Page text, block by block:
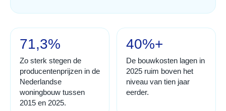
71,3%
Zo sterk stegen de
producentenprijzen in de
Nederlandse
woningbouw tussen
2015 en 2025.
40%+
De bouwkosten lagen in
2025 ruim boven het
niveau van tien jaar
eerder.